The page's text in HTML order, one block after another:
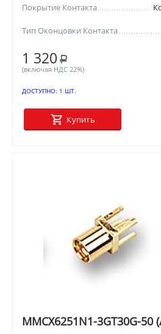
Покрытие Контакта
Тип Оконцовки Контакта
1 320 Р
(включая НДС 22%)
ДОСТУПНО: 1 ШТ.
Купить
MMCX6251N1-3GT30G-50